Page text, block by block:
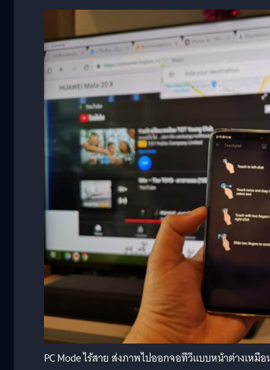
PC Mode ไร้สาย ส่งภาพไปออกจอทีวีแบบหน้าต่างเหมื